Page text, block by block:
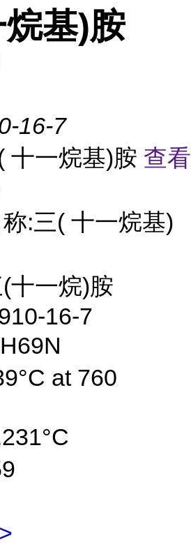
基)胺
16-7
十一烷基)胺 查看
:三( 十一烷基)
十一烷)胺
16-7
at 760